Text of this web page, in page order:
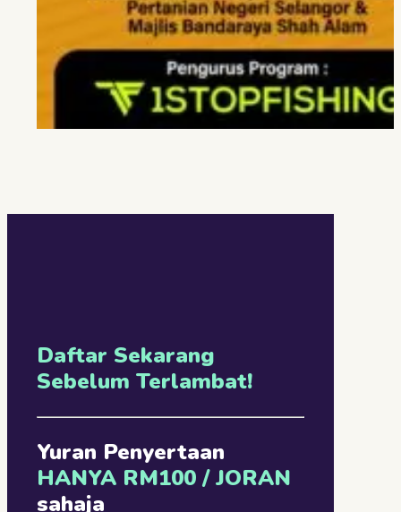
Daftar Sekarang
Sebelum Terlambat!
Yuran Penyertaan
HANYA RM100 / JORAN
sahaja